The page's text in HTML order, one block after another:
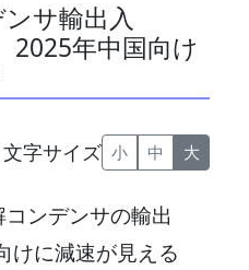
サ輸出入
年中国向け
文字サイズ 小 中 大
ンデンサの輸出
けに減速が見える